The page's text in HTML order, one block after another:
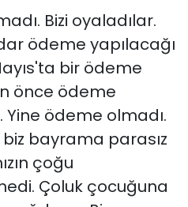
Bizi oyaladılar.
ödeme yapılacağı
bir ödeme
önce ödeme
Yine ödeme olmadı.
bayrama parasız
çoğu
Çoluk çocuğuna